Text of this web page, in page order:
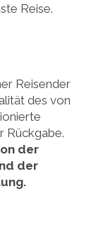
Reise.
Reisender
des von
Rückgabe.
der
der